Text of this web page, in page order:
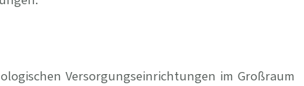
Versorgungseinrichtungen im Großraum